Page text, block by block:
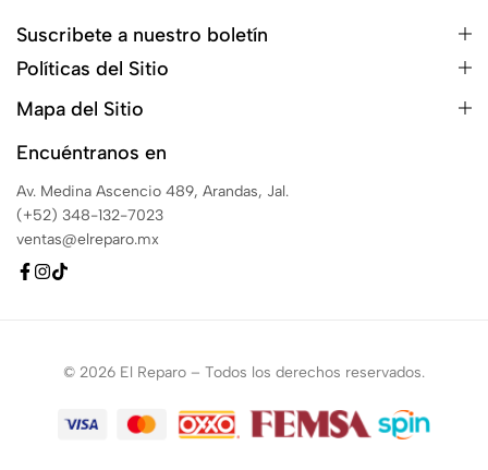
Suscribete a nuestro boletín
Políticas del Sitio
Mapa del Sitio
Encuéntranos en
Av. Medina Ascencio 489, Arandas, Jal.
(+52) 348-132-7023
ventas@elreparo.mx
© 2026 El Reparo – Todos los derechos reservados.